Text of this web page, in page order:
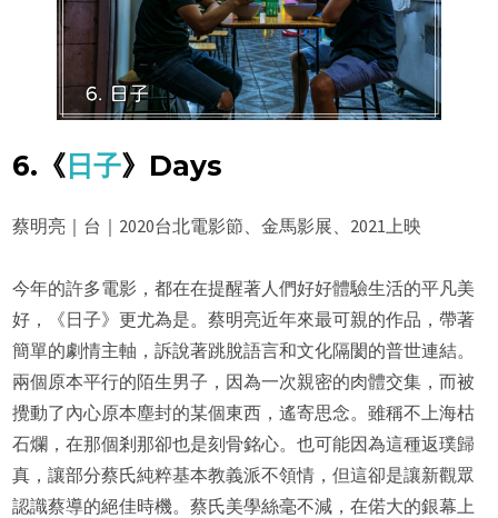
6.《 日子》Days
蔡明亮｜台｜2020台北電影節、金馬影展、2021上映
今年的許多電影，都在在提醒著人們好好體驗生活的平凡美
好，《日子》更尤為是。蔡明亮近年來最可親的作品，帶著
簡單的劇情主軸，訴說著跳脫語言和文化隔閡的普世連結。
兩個原本平行的陌生男子，因為一次親密的肉體交集，而被
攪動了內心原本塵封的某個東西，遙寄思念。雖稱不上海枯
石爛，在那個剎那卻也是刻骨銘心。也可能因為這種返璞歸
真，讓部分蔡氏純粹基本教義派不領情，但這卻是讓新觀眾
認識蔡導的絕佳時機。蔡氏美學絲毫不減，在偌大的銀幕上